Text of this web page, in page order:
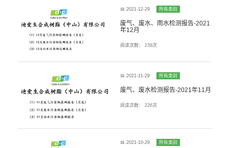
📅 2021-12-29 所有类别
废气、废水、雨水检测报告-2021
年12月
阅读次数： 239次
📅 2021-11-29 所有类别
废气、废水检测报告-2021年11月
阅读次数： 226次
📅 2021-10-29 所有类别